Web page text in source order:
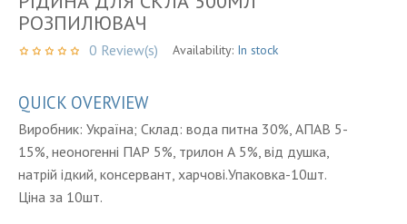
РОЗПИЛЮВАЧ
0 Review(s) Availability: In stock
QUICK OVERVIEW
Виробник: Україна; Склад: вода питна 30%, АПАВ 5-
15%, неоногенні ПАР 5%, трилон А 5%, від душка,
натрій ідкий, консервант, харчові.Упаковка-10шт.
Ціна за 10шт.